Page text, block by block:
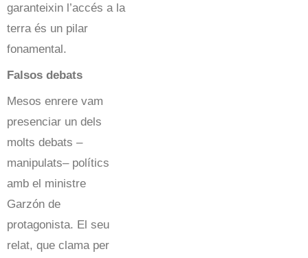
garanteixin l’accés a la
terra és un pilar
fonamental.
Falsos debats
Mesos enrere vam
presenciar un dels
molts debats –
manipulats– polítics
amb el ministre
Garzón de
protagonista. El seu
relat, que clama per